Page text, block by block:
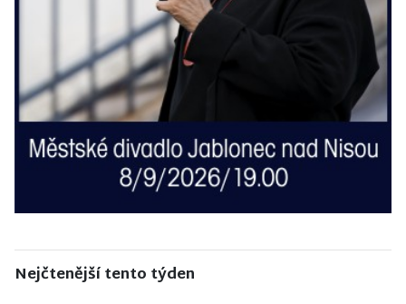
Nejčtenější tento týden